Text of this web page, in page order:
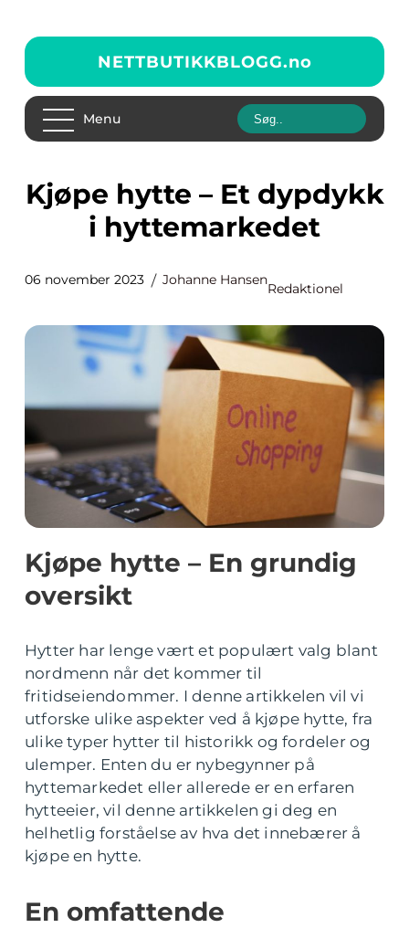
NETTBUTIKKBLOGG.no
Menu
Kjøpe hytte – Et dypdykk
i hyttemarkedet
06 november 2023 Johanne Hansen
Redaktionel
Kjøpe hytte – En grundig
oversikt
Hytter har lenge vært et populært valg blant
nordmenn når det kommer til
fritidseiendommer. I denne artikkelen vil vi
utforske ulike aspekter ved å kjøpe hytte, fra
ulike typer hytter til historikk og fordeler og
ulemper. Enten du er nybegynner på
hyttemarkedet eller allerede er en erfaren
hytteeier, vil denne artikkelen gi deg en
helhetlig forståelse av hva det innebærer å
kjøpe en hytte.
En omfattende